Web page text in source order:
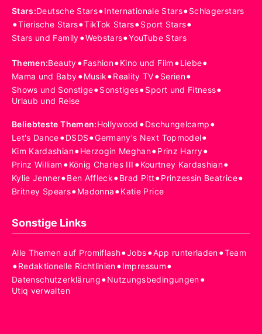
Utiq verwalten
Stars:Deutsche Stars•Internationale Stars•Schlagerstars
•Tierische Stars•TikTok Stars•Sport Stars•
Stars und Family•Webstars•YouTube Stars
Themen:Beauty•Fashion•Kino und Film •Liebe•
Mama und Baby•Musik•Reality TV•Serien•
Shows und Sonstige•Sonstiges•Sport und Fitness•
Urlaub und Reise
Beliebteste Themen:Hollywood •Dschungelcamp•
Let's Dance•DSDS•Germany's Next Topmodel•
Kim Kardashian•Herzogin Meghan•Prinz Harry•
Prinz William •König Charles III •Kourtney Kardashian•
Kylie Jenner•Ben Affleck•Brad Pitt•Prinzessin Beatrice•
Britney Spears•Madonna•Katie Price
Sonstige Links
Alle Themen auf Promiflash•Jobs•App runterladen•Team
•Redaktionelle Richtlinien•Impressum•
Datenschutzerklärung•Nutzungsbedingungen•
Utiq verwalten